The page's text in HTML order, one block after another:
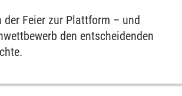
der Feier zur Plattform – und
den entscheidenden